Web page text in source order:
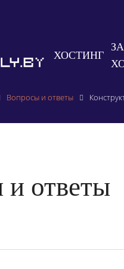
ХОСТИНГ
Вопросы и ответы
ответы